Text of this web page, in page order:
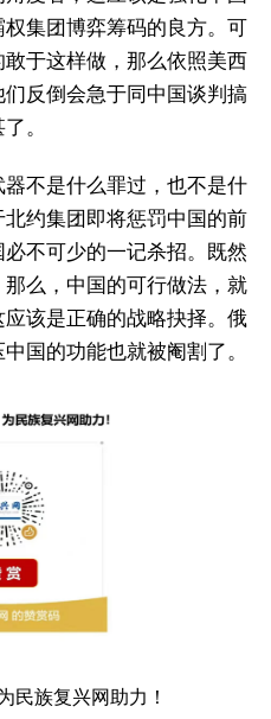
集团博弈筹码的良方。可
于这样做，那么依照美西
反倒会急于同中国谈判搞
。
不是什么罪过，也不是什
约集团即将惩罚中国的前
不可少的一记杀招。既然
么，中国的可行做法，就
该是正确的战略抉择。俄
国的功能也就被阉割了。
民族复兴网助力！